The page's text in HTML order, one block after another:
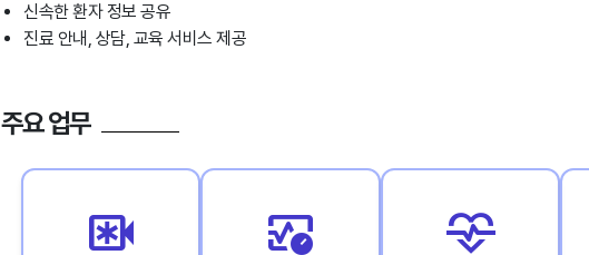
신속한 환자 정보 공유
진료 안내, 상담, 교육 서비스 제공
주요 업무
emergency_recording blood_pressure cardiology